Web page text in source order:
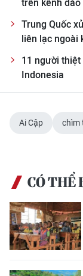
中文
FRANÇAIS
ESPAÑOL
trên kênh đào
Trung Quốc
liên lạc ngoài
11 người
Indonesia
Ai Cập chìm
CÓ THỂ